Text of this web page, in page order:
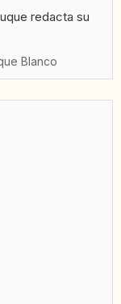
redacta su
Blanco